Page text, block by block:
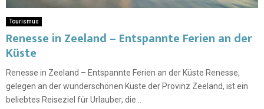
Tourismus
Renesse in Zeeland – Entspannte Ferien an der
Küste
Renesse in Zeeland – Entspannte Ferien an der Küste Renesse,
gelegen an der wunderschönen Küste der Provinz Zeeland, ist ein
beliebtes Reiseziel für Urlauber, die...